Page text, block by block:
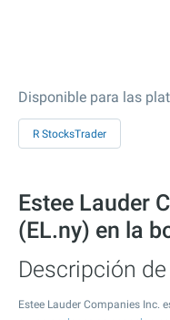
Disponible para las
R StocksTrader
Estee Lauder
(EL.ny) en la
Descripción
Estee Lauder Companies Inc.